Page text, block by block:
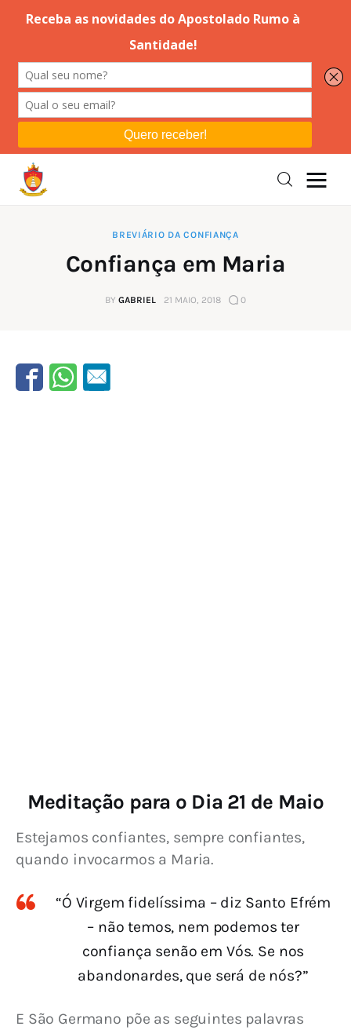
Editorial
Orações
Instruções
Espiritualidade
BREVIÁRIO DA CONFIANÇA
Confiança em Maria
BY GABRIEL 21 MAIO, 2018 0
Meditação para o Dia 21 de Maio
Estejamos confiantes, sempre confiantes,
quando invocarmos a Maria.
“Ó Virgem fidelíssima – diz Santo Efrém
– não temos, nem podemos ter
confiança senão em Vós. Se nos
abandonardes, que será de nós?”
E São Germano põe as seguintes palavras